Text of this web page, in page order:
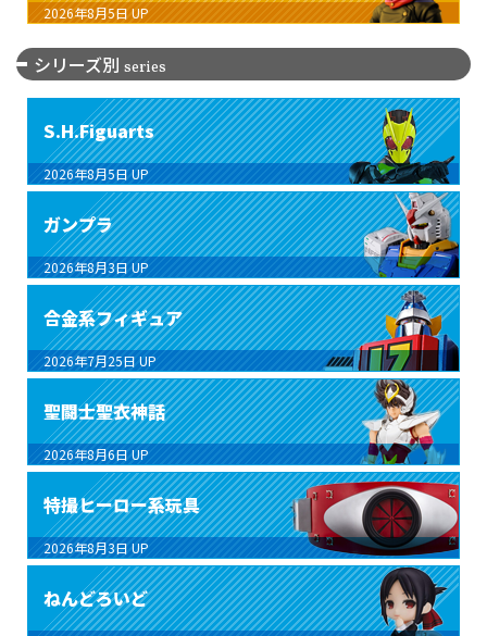
2026年8月5日 UP
シリーズ別 series
S.H.Figuarts
2026年8月5日 UP
ガンプラ
2026年8月3日 UP
合金系フィギュア
2026年7月25日 UP
聖闘士聖衣神話
2026年8月6日 UP
特撮ヒーロー系玩具
2026年8月3日 UP
ねんどろいど